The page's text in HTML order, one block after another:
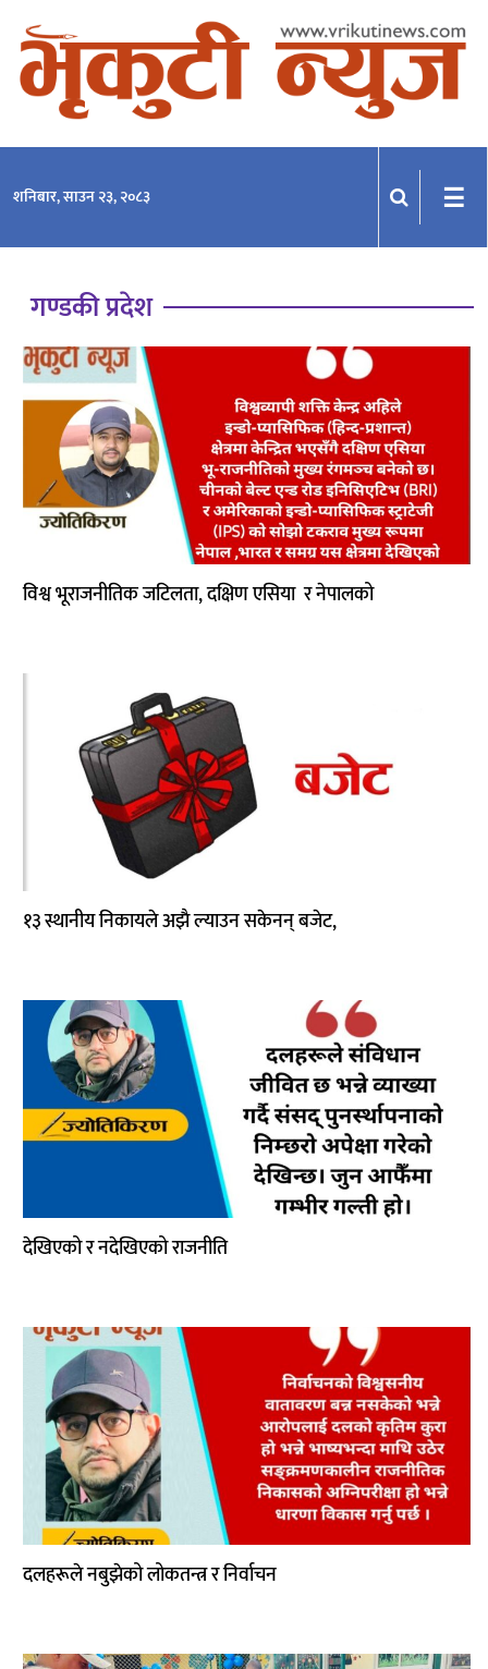
समाचार
अन्तराष्ट्रिय
अन्तर्वार्ता
विचार
साहित्य-
कला
शनिबार, साउन २३, २०८३ ☰
गण्डकी प्रदेश
विश्व भूराजनीतिक जटिलता, दक्षिण एसिया र नेपालको
१३ स्थानीय निकायले अझै ल्याउन सकेनन् बजेट,
देखिएको र नदेखिएको राजनीति
दलहरूले नबुझेको लोकतन्त्र र निर्वाचन